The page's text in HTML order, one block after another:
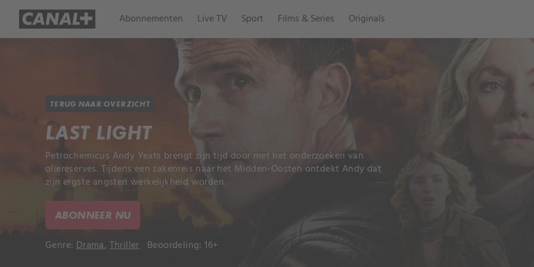
Abonnementen Live TV Sport Films & Series Originals
TERUG NAAR OVERZICHT
LAST LIGHT
Petrochemicus Andy Yeats brengt zijn tijd door met het onderzoeken van
oliereserves. Tijdens een zakenreis naar het Midden-Oosten ontdekt Andy dat
zijn ergste angsten werkelijkheid worden.
ABONNEER NU
Genre: Drama, Thriller Beoordeling: 16+